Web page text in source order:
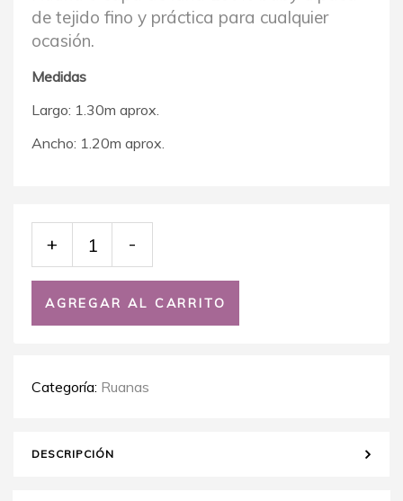
de tejido fino y práctica para cualquier
ocasión.
Medidas
Largo: 1.30m aprox.
Ancho: 1.20m aprox.
+ -
AGREGAR AL CARRITO
Categoría: Ruanas
DESCRIPCIÓN